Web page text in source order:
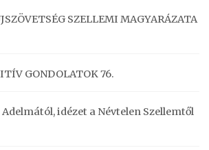
SZELLEMI MAGYARÁZATA
GONDOLATOK 76.
idézet a Névtelen Szellemtől